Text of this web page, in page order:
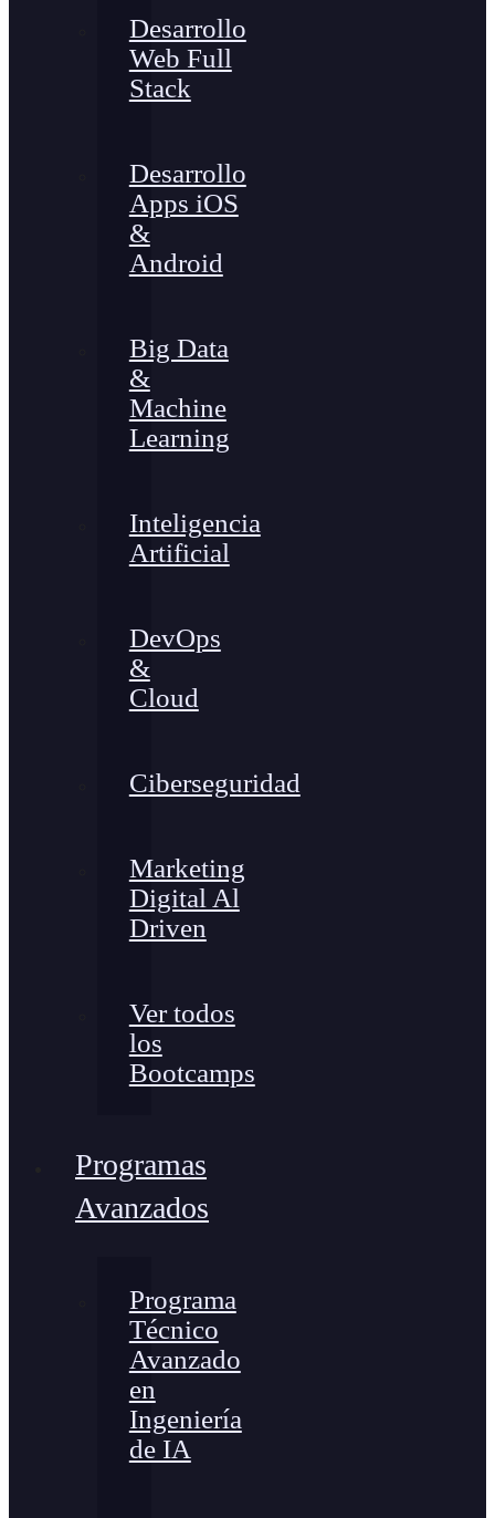
Desarrollo
Web Full
Stack
Desarrollo
Apps iOS
&
Android
Big Data
&
Machine
Learning
Inteligencia
Artificial
DevOps
&
Cloud
Ciberseguridad
Marketing
Digital Al
Driven
Ver todos
los
Bootcamps
Programas
Avanzados
Programa
Técnico
Avanzado
en
Ingeniería
de IA